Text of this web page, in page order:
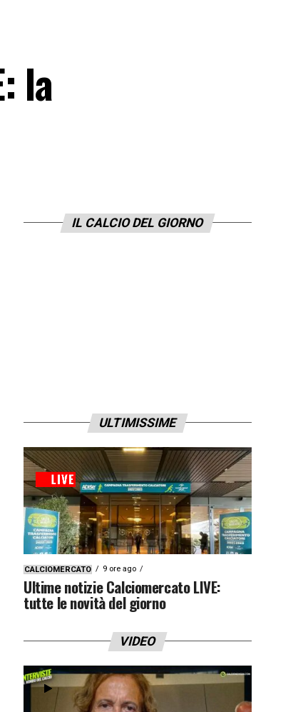
la
IL CALCIO DEL GIORNO
ULTIMISSIME
CALCIOMERCATO 9 ore ago
Ultime notizie Calciomercato LIVE:
tutte le novità del giorno
VIDEO